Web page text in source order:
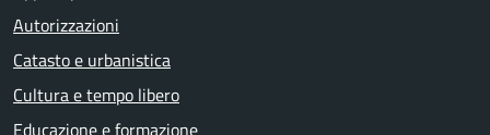
Autorizzazioni
Catasto e urbanistica
Cultura e tempo libero
Educazione e formazione